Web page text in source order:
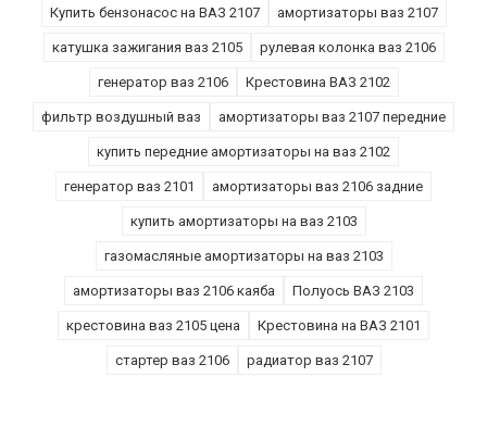
Купить бензонасос на ВАЗ 2107 амортизаторы ваз 2107
катушка зажигания ваз 2105 рулевая колонка ваз 2106
генератор ваз 2106 Крестовина ВАЗ 2102
фильтр воздушный ваз амортизаторы ваз 2107 передние
купить передние амортизаторы на ваз 2102
генератор ваз 2101 амортизаторы ваз 2106 задние
купить амортизаторы на ваз 2103
газомасляные амортизаторы на ваз 2103
амортизаторы ваз 2106 каяба Полуось ВАЗ 2103
крестовина ваз 2105 цена Крестовина на ВАЗ 2101
стартер ваз 2106 радиатор ваз 2107